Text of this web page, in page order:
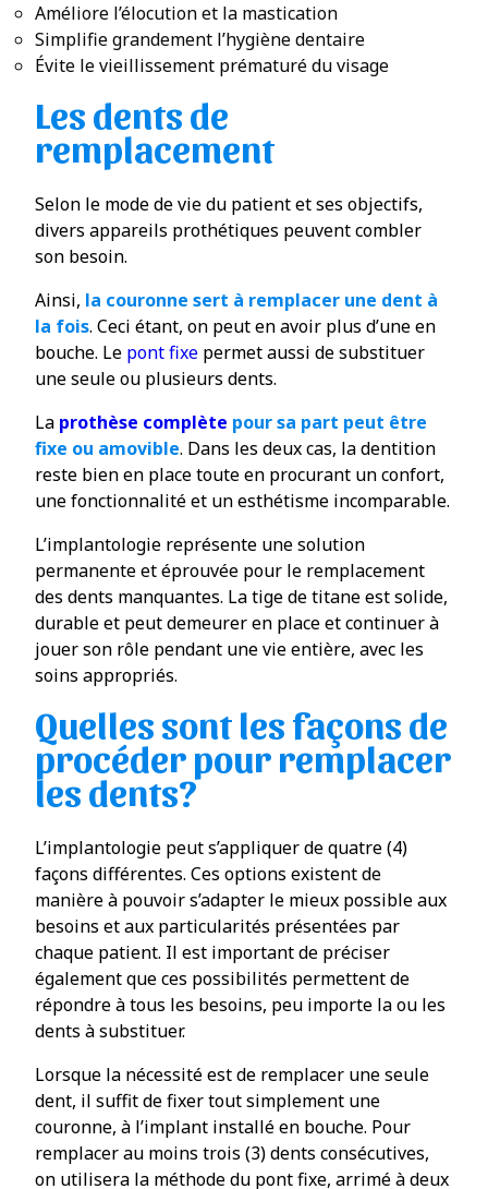
Améliore l’élocution et la mastication
Simplifie grandement l’hygiène dentaire
Évite le vieillissement prématuré du visage
Les dents de
remplacement
Selon le mode de vie du patient et ses objectifs,
divers appareils prothétiques peuvent combler
son besoin.
Ainsi, la couronne sert à remplacer une dent à
la fois. Ceci étant, on peut en avoir plus d’une en
bouche. Le pont fixe permet aussi de substituer
une seule ou plusieurs dents.
La prothèse complète pour sa part peut être
fixe ou amovible. Dans les deux cas, la dentition
reste bien en place toute en procurant un confort,
une fonctionnalité et un esthétisme incomparable.
L’implantologie représente une solution
permanente et éprouvée pour le remplacement
des dents manquantes. La tige de titane est solide,
durable et peut demeurer en place et continuer à
jouer son rôle pendant une vie entière, avec les
soins appropriés.
Quelles sont les façons de
procéder pour remplacer
les dents?
L’implantologie peut s’appliquer de quatre (4)
façons différentes. Ces options existent de
manière à pouvoir s’adapter le mieux possible aux
besoins et aux particularités présentées par
chaque patient. Il est important de préciser
également que ces possibilités permettent de
répondre à tous les besoins, peu importe la ou les
dents à substituer.
Lorsque la nécessité est de remplacer une seule
dent, il suffit de fixer tout simplement une
couronne, à l’implant installé en bouche. Pour
remplacer au moins trois (3) dents consécutives,
on utilisera la méthode du pont fixe, arrimé à deux